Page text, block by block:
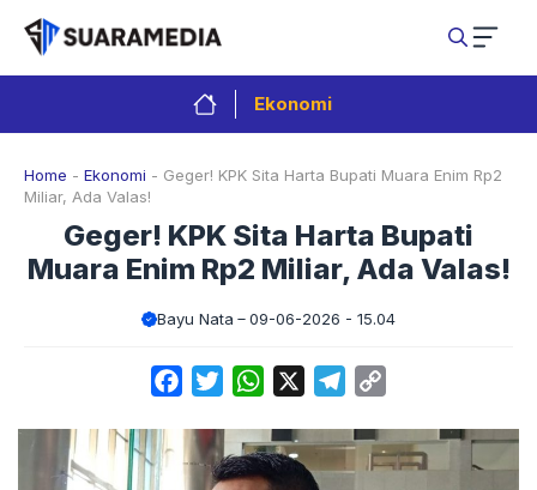
Langsung
isi
Ekonomi
Home - Ekonomi - Geger! KPK Sita Harta Bupati Muara Enim Rp2
Miliar, Ada Valas!
Geger! KPK Sita Harta Bupati
Muara Enim Rp2 Miliar, Ada Valas!
Bayu Nata 09-06-2026 - 15.04
FacebookTwitterWhatsApp Telegram